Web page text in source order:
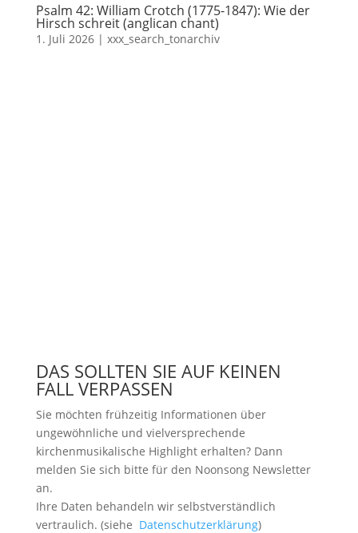
Psalm 42: William Crotch (1775-1847): Wie der
Hirsch schreit (anglican chant)
1. Juli 2026| xxx_search_tonarchiv
DAS SOLLTEN SIE AUF KEINEN
FALL VERPASSEN
Sie möchten frühzeitig Informationen über
ungewöhnliche und vielversprechende
kirchenmusikalische Highlight erhalten? Dann
melden Sie sich bitte für den Noonsong Newsletter
an.
Ihre Daten behandeln wir selbstverständlich
vertraulich. (siehe Datenschutzerklärung)